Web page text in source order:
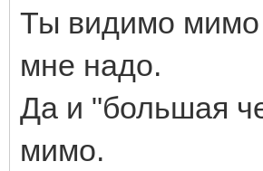
Ты видимо мимо
мне надо.
Да и "большая
мимо.